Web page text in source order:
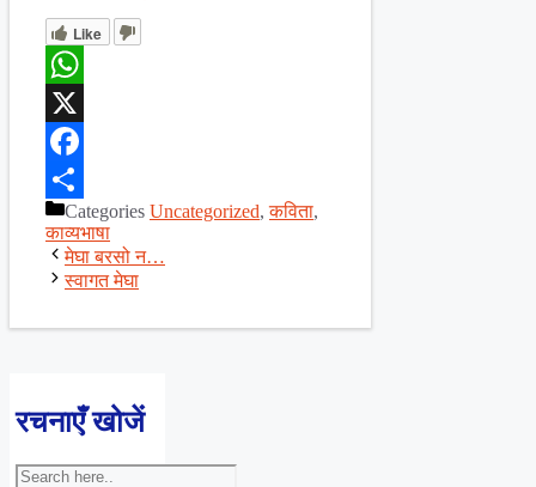
Like
WhatsApp
X
Facebook
ShareCategories Uncategorized,कविता,
काव्यभाषा
मेघा बरसो न…
स्वागत मेघा
रचनाएँ खोजें